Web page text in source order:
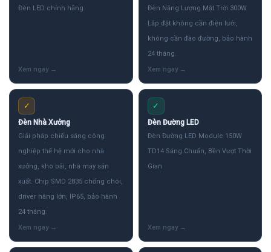
Đèn LED chính hãng
Đèn Năng Lượng Mặt Trời 300W
Lắp đặt không cần điện lưới,
không cần đào đường, bảo hành
24 tháng.
✓
Đèn Nhà Xưởng
Giải pháp chiếu sáng công
nghiệp thế hệ mới cho nhà
xưởng, kho bãi, nhà máy sản
xuất. Chip SMD 2835 chống chói,
driver hãng lớn, IP65, bảo hành
24 tháng.
✓
Đèn Đường LED
Đèn Đường LED Module 150W
TD14 Sáng Chuẩn, Bền Vượt Thời
Gian